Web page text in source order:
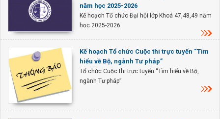
năm học 2025-2026
Kế hoạch Tổ chức Đại hội lớp Khoá 47,48,49 năm
học 2025-2026
Kế hoạch Tổ chức Cuộc thi trực tuyến “Tìm
hiểu về Bộ, ngành Tư pháp”
Tổ chức Cuộc thi trực tuyến “Tìm hiểu về Bộ,
ngành Tư pháp”